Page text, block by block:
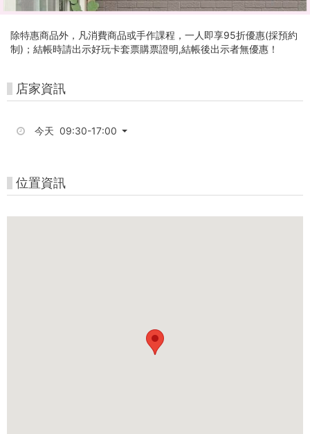
-
中
台
灣
好
卡
除特惠商品外，凡消費商品或手作課程，一人即享95折優惠(採預約
制)；結帳時請出示好玩卡套票購票證明,結帳後出示者無優惠！
店家資訊
今天 09:30-17:00
位置資訊